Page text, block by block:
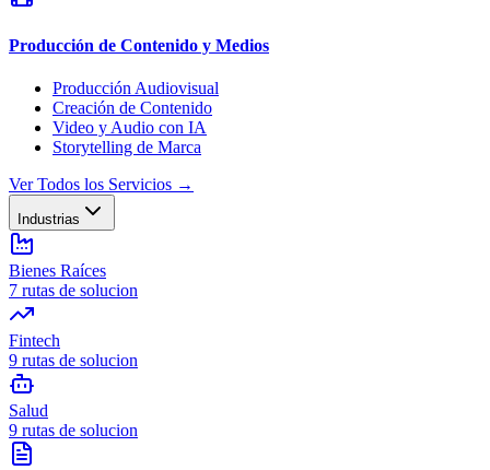
Producción de Contenido y Medios
Producción Audiovisual
Creación de Contenido
Video y Audio con IA
Storytelling de Marca
Ver Todos los Servicios →
Industrias
Bienes Raíces
7 rutas de solucion
Fintech
9 rutas de solucion
Salud
9 rutas de solucion